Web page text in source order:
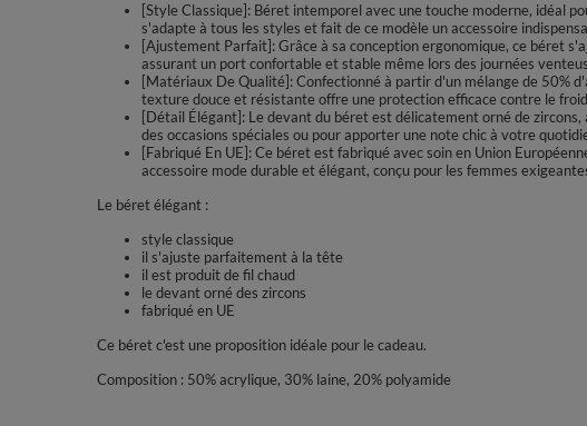
[Style Classique]: Béret intemporel avec une touche moderne, idéal
s'adapte à tous les styles et fait de ce modèle un accessoire
[Ajustement Parfait]: Grâce à sa conception ergonomique, ce béret
assurant un port confortable et stable même lors des journées
[Matériaux De Qualité]: Confectionné à partir d'un mélange de 50%
texture douce et résistante offre une protection efficace contre le
[Détail Élégant]: Le devant du béret est délicatement orné de
des occasions spéciales ou pour apporter une note chic à votre
[Fabriqué En UE]: Ce béret est fabriqué avec soin en Union
accessoire mode durable et élégant, conçu pour les femmes
Le béret élégant :
style classique
il s'ajuste parfaitement à la tête
il est produit de fil chaud
le devant orné des zircons
fabriqué en UE
Ce béret c'est une proposition idéale pour le cadeau.
Composition : 50% acrylique, 30% laine, 20% polyamide